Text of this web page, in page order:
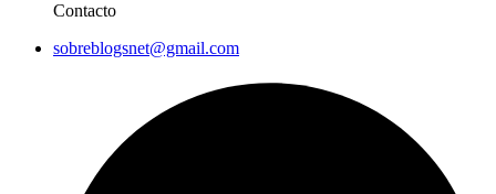
Contacto
sobreblogsnet@gmail.com